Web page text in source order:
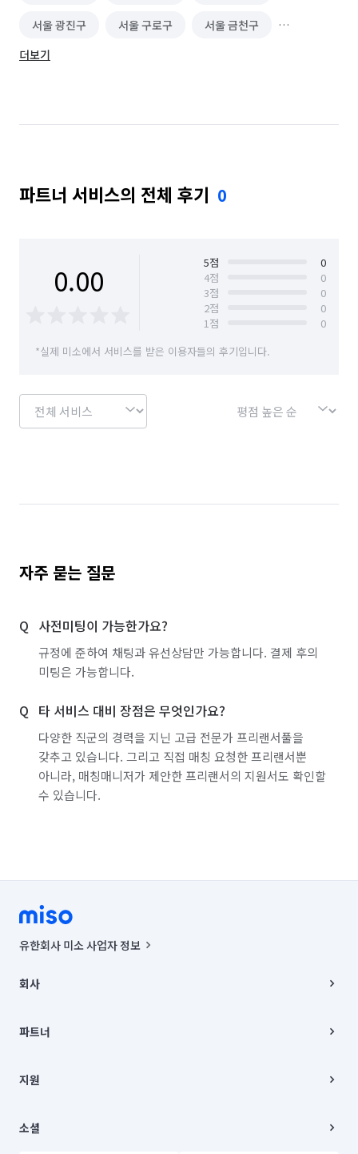
서울 광진구 서울 구로구 서울 금천구
서울 노원구
서울 서초구 서울 성동구 서울 성북구
서울 용산구 서울 은평구 서울 종로구
인천 동구
인천 부평구 인천 연수구
더보기
파트너 서비스의 전체 후기 0
0.00 5점
0
4점
0
3점
0
2점
0
1점
0
*실제 미소에서 서비스를 받은 이용자들의 후기입니다.
자주 묻는 질문
사전미팅이 가능한가요?
규정에 준하여 채팅과 유선상담만 가능합니다. 결제 후의
미팅은 가능합니다.
타 서비스 대비 장점은 무엇인가요?
다양한 직군의 경력을 지닌 고급 전문가 프리랜서풀을
갖추고 있습니다. 그리고 직접 매칭 요청한 프리랜서뿐
아니라, 매칭매니저가 제안한 프리랜서의 지원서도 확인할
수 있습니다.
유한회사 미소 사업자 정보
00019 |
주소 | 본사: 서울특별시 종로구 율곡로 6(중학동, 트윈트리빌딩) B동 5층
컨택센터 : 서울특별시 종로구 수송동 율곡로 24, 7층, 8층 미소
상품, 상품정보, 거래에 관한 의무와 책임은 거래당사자에게 있습니다.
언론 보도 관련 문의:
© 유한회사 미소. Miso, Inc. All Rights Reserved.
회사
채용
파트너
이사
지원
이용약관
소셜